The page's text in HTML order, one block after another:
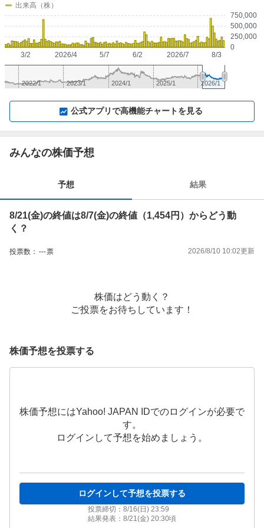
0
250,000
500,000
750,000
2026/4 2026/7
3/2 5/7 6/2 8/3
出来高（株）
2023/1 2025/1
2022/1 2024/1 2026/1
公式アプリで高機能チャートを見る
みんなの株価予想
予想 結果
8/21(金)の終値は8/7(金)の終値（1,454円）からどう動
く？
投票数： ---票 2026/8/10 10:02更新
株価はどう動く？
ご投票をお待ちしています！
株価予想を投票する
株価予想にはYahoo! JAPAN IDでのログインが必要で
す。
ログインして予想を始めましょう。
ログインして予想を投票する
投票締切： 8/16(日) 23:59
結果発表： 8/21(金) 20:30頃